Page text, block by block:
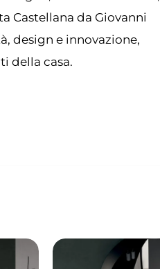
Castellana da Giovanni
design e innovazione,
della casa.